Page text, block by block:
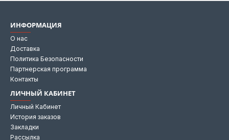
ИНФОРМАЦИЯ
О нас
Доставка
Политика Безопасности
Партнерская программа
Контакты
ЛИЧНЫЙ КАБИНЕТ
Личный Кабинет
История заказов
Закладки
Рассылка